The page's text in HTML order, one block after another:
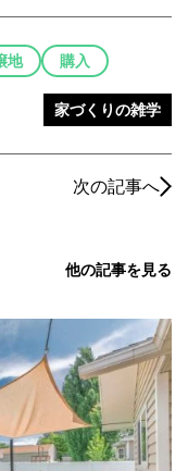
地 購入
家づくりの雑学
次の記事へ
他の記事を見る